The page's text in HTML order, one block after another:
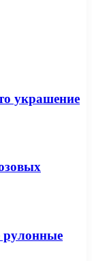
украшение
рулонные